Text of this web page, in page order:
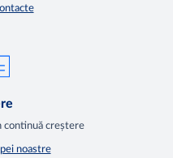
continuă creștere
noastre